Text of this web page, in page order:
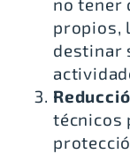
no tener
propios,
destinar
técnicos